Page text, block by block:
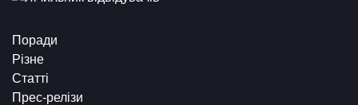
Поради
Різне
Статті
Прес-релізи